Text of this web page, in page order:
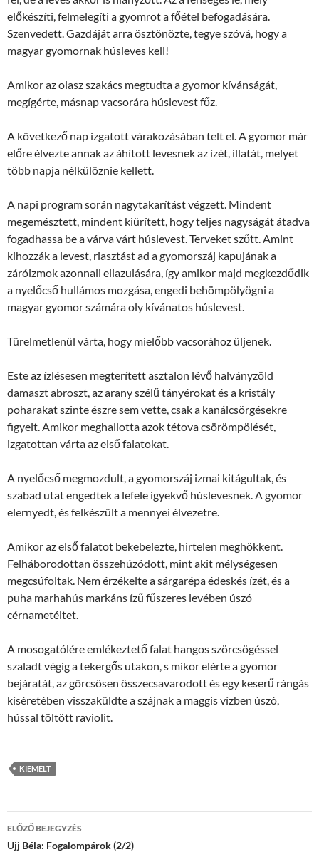
előkészíti, felmelegíti a gyomrot a főétel befogadására.
Szenvedett. Gazdáját arra ösztönözte, tegye szóvá, hogy a
magyar gyomornak húsleves kell!
Amikor az olasz szakács megtudta a gyomor kívánságát,
megígérte, másnap vacsorára húslevest főz.
A következő nap izgatott várakozásában telt el. A gyomor már
előre élvezte annak az áhított levesnek az ízét, illatát, melyet
több napja nélkülöznie kellett.
A napi program során nagytakarítást végzett. Mindent
megemésztett, mindent kiürített, hogy teljes nagyságát átadva
fogadhassa be a várva várt húslevest. Terveket szőtt. Amint
kihozzák a levest, riasztást ad a gyomorszáj kapujának a
záróizmok azonnali ellazulására, így amikor majd megkezdődik
a nyelőcső hullámos mozgása, engedi behömpölyögni a
magyar gyomor számára oly kívánatos húslevest.
Türelmetlenül várta, hogy mielőbb vacsorához üljenek.
Este az ízlésesen megterített asztalon lévő halványzöld
damaszt abroszt, az arany szélű tányérokat és a kristály
poharakat szinte észre sem vette, csak a kanálcsörgésekre
figyelt. Amikor meghallotta azok tétova csörömpölését,
izgatottan várta az első falatokat.
A nyelőcső megmozdult, a gyomorszáj izmai kitágultak, és
szabad utat engedtek a lefele igyekvő húslevesnek. A gyomor
elernyedt, és felkészült a mennyei élvezetre.
Amikor az első falatot bekebelezte, hirtelen meghökkent.
Felháborodottan összehúzódott, mint akit mélységesen
megcsúfoltak. Nem érzékelte a sárgarépa édeskés ízét, és a
puha marhahús markáns ízű fűszeres levében úszó
cérnametéltet.
A mosogatólére emlékeztető falat hangos szörcsögéssel
szaladt végig a tekergős utakon, s mikor elérte a gyomor
bejáratát, az görcsösen összecsavarodott és egy keserű rángás
kíséretében visszaküldte a szájnak a maggis vízben úszó,
hússal töltött raviolit.
KIEMELT
Bejegyzések
navigációja
ELŐZŐ BEJEGYZÉS
Ujj Béla: Fogalompárok (2/2)